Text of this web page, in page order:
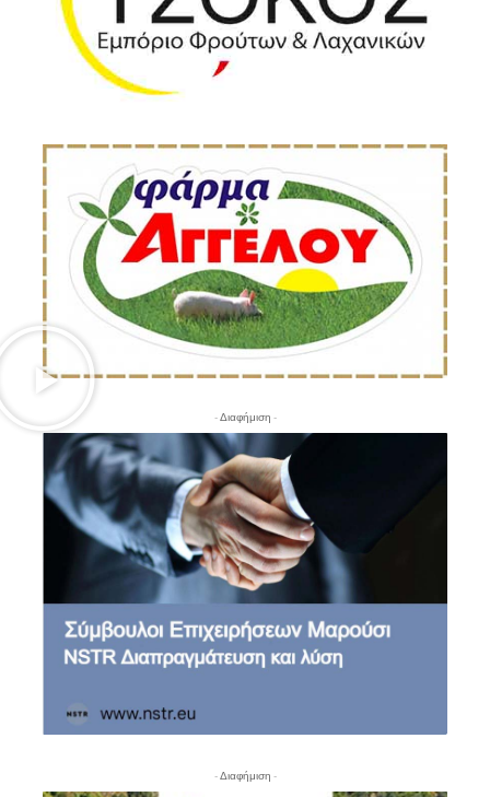
- Διαφήμιση -
- Διαφήμιση -